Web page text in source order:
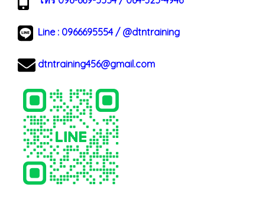
Line : 0966695554/ @dtntraining
dtntraining456@gmail.com